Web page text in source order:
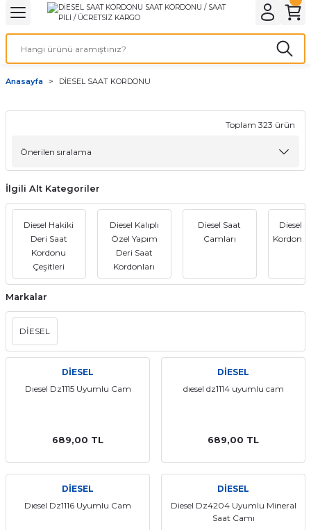
Geri Dön
& ELEKTİRİK AYDINLATMA & ELEKTRİK
Geri Dön
ve Cihaz Pilleri
ÇEŞİTLERİ
Pili
Geri Dön
Geri Dön
Kordon Çeşitleri
Kordonu
saat kordonu
Anasayfa DİESEL SAAT KORDONU
Toplam 323 ürün
İlgili Alt Kategoriler
Diesel Hakiki
Deri Saat
Kordonu
Çeşitleri
Diesel Kalıplı
Özel Yapım
Deri Saat
Kordonları
Diesel Saat
Camları
Diesel
Kordon
Markalar
DİESEL
DİESEL
Dıesel Dz1115 Uyumlu Cam
689,00 TL
DİESEL
dıesel dz1114 uyumlu cam
689,00 TL
DİESEL
Dıesel Dz1116 Uyumlu Cam
DİESEL
Diesel Dz4204 Uyumlu Mineral
Saat Camı